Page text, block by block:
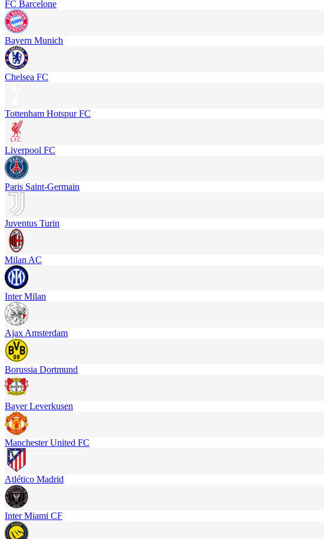
FC Barcelone
Bayern Munich
Chelsea FC
Tottenham Hotspur FC
Liverpool FC
Paris Saint-Germain
Juventus Turin
Milan AC
Inter Milan
Ajax Amsterdam
Borussia Dortmund
Bayer Leverkusen
Manchester United FC
Atlético Madrid
Inter Miami CF